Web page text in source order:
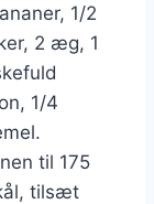
1/2
2 æg, 1
1/4
til 175
tilsæt